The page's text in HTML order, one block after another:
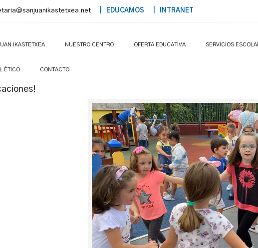
| EDUCAMOS | INTRANET
IKASTETXEA NUESTRO CENTRO OFERTA EDUCATIVA SERVICIOS
ÉTICO CONTACTO